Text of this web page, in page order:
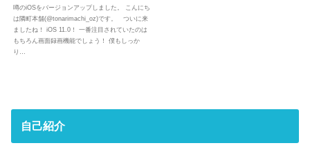
噂のiOSをバージョンアップしました。 こんにち
は隣町本舗(@tonarimachi_oz)です。 ついに来
ましたね！ iOS 11.0！ 一番注目されていたのは
もちろん画面録画機能でしょう！ 僕もしっか
り…
自己紹介